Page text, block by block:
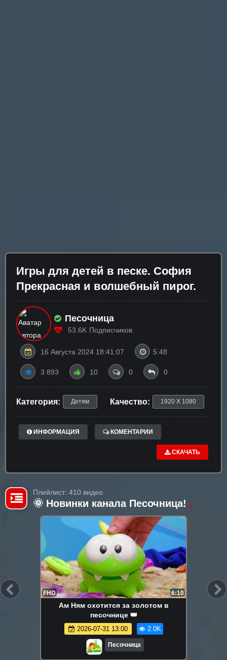
Игры для детей в песке. София
Прекрасная и волшебный пирог.
Песочница
53.6K Подписчиков
16 Августа 2024 18:41:07 5:48
3 893 10 0 0
Категория: Детям Качество: 1920 X 1080
ИНФОРМАЦИЯ КОМЕНТАРИИ
СКАЧАТЬ
Плейлист: 410 видео
🌞 Новинки канала Песочница!
FHD 6:10
Ам Ням охотится за золотом в
песочнице 👑
2026-07-31 13:00 2.0K
Песочница